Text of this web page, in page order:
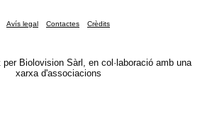
Avís legal Contactes Crèdits
per Biolovision Sàrl, en col·laboració amb una
xarxa d'associacions